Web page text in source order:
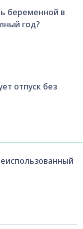
беременной в
год?
отпуск без